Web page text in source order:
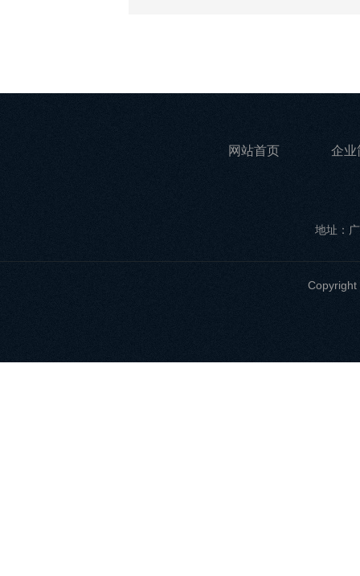
网站首页 企业
地址：